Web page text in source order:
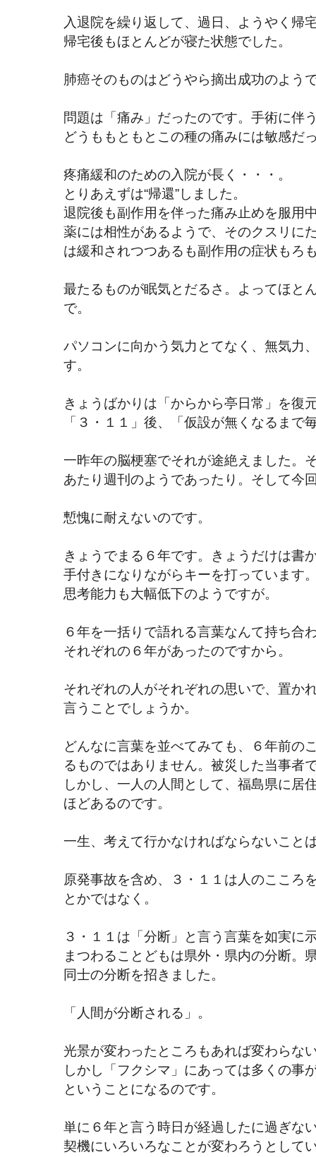
入退院を繰り返して、過日、ようやく帰
帰宅後もほとんどが寝た状態でした。
肺癌そのものはどうやら摘出成功のよう
問題は「痛み」だったのです。手術に伴
どうももともとこの種の痛みには敏感だ
疼痛緩和のための入院が長く・・・。
とりあえずは“帰還”しました。
退院後も副作用を伴った痛み止めを服用
薬には相性があるようで、そのクスリに
は緩和されつつあるも副作用の症状もろ
最たるものが眠気とだるさ。よってほと
で。
パソコンに向かう気力とてなく、無気力
す。
きょうばかりは「からから亭日常」を復
「３・１１」後、「仮設が無くなるま
一昨年の脳梗塞でそれが途絶えました。
あたり週刊のようであったり。そして今
慙愧に耐えないのです。
きょうでまる６年です。きょうだけは書
手付きになりながらキーを打っています
思考能力も大幅低下のようですが。
６年を一括りで語れる言葉なんて持ち合
それぞれの６年があったのですから。
それぞれの人がそれぞれの思いで、置か
言うことでしょうか。
どんなに言葉を並べてみても、６年前の
るものではありません。被災した当事者
しかし、一人の人間として、福島県に居
ほどあるのです。
一生、考えて行かなければならないこと
原発事故を含め、３・１１は人のこころ
とかではなく。
３・１１は「分断」と言う言葉を如実に
まつわることどもは県外・県内の分断。
同士の分断を招きました。
「人間が分断される」。
光景が変わったところもあれば変わらな
しかし「フクシマ」にあっては多くの事
ということになるのです。
単に６年と言う時日が経過したに過ぎな
契機にいろいろなことが変わろうとして